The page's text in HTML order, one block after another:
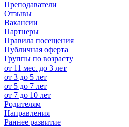
Преподаватели
Отзывы
Вакансии
Партнеры
Правила посещения
Публичная оферта
Группы по возрасту
от 11 мес. до 3 лет
от 3 до 5 лет
от 5 до 7 лет
от 7 до 10 лет
Родителям
Направления
Раннее развитие